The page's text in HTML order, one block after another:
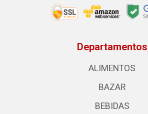
Departamentos
ALIMENTOS
BAZAR
BEBIDAS